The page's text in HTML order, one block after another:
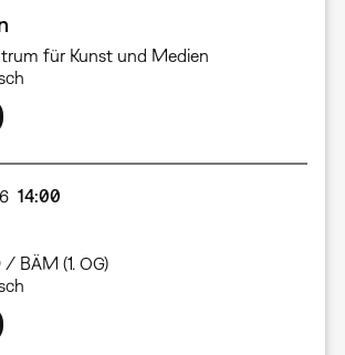
für Kunst und Medien
14:00
BÄM (1. OG)